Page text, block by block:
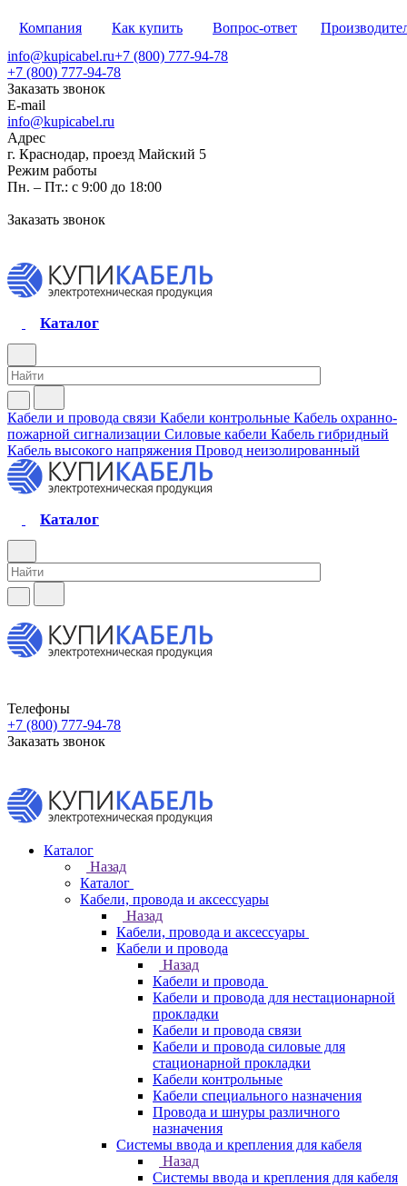
Компания Как купить Вопрос-ответ
info@kupicabel.ru+7 (800) 777-94-78
+7 (800) 777-94-78
Заказать звонок
E-mail
info@kupicabel.ru
Адрес
г. Краснодар, проезд Майский 5
Режим работы
Пн. – Пт.: с 9:00 до 18:00
Заказать звонок
Каталог
Кабели и провода связи Кабели контрольные Кабель охранно-
пожарной сигнализации Силовые кабели Кабель гибридный
Кабель высокого напряжения Провод неизолированный
Каталог
Телефоны
+7 (800) 777-94-78
Заказать звонок
Каталог
Назад
Каталог
Кабели, провода и аксессуары
Назад
Кабели, провода и аксессуары
Кабели и провода
Назад
Кабели и провода
Кабели и провода для нестационарной
прокладки
Кабели и провода связи
Кабели и провода силовые для
стационарной прокладки
Кабели контрольные
Кабели специального назначения
Провода и шнуры различного
назначения
Системы ввода и крепления для кабеля
Назад
Системы ввода и крепления для кабеля